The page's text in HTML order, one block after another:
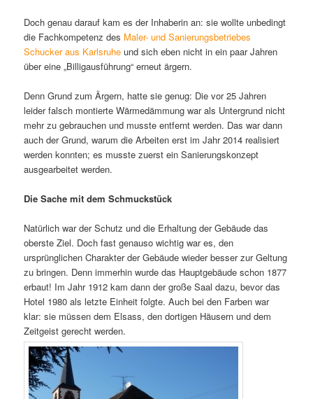
Doch genau darauf kam es der Inhaberin an: sie wollte unbedingt
die Fachkompetenz des Maler- und Sanierungsbetriebes
Schucker aus Karlsruheund sich eben nicht in ein paar Jahren
über eine „Billigausführung“ erneut ärgern.
Denn Grund zum Ärgern, hatte sie genug: Die vor 25 Jahren
leider falsch montierte Wärmedämmung war als Untergrund nicht
mehr zu gebrauchen und musste entfernt werden. Das war dann
auch der Grund, warum die Arbeiten erst im Jahr 2014 realisiert
werden konnten; es musste zuerst ein Sanierungskonzept
ausgearbeitet werden.
Die Sache mit dem Schmuckstück
Natürlich war der Schutz und die Erhaltung der Gebäude das
oberste Ziel. Doch fast genauso wichtig war es, den
ursprünglichen Charakter der Gebäude wieder besser zur Geltung
zu bringen. Denn immerhin wurde das Hauptgebäude schon 1877
erbaut! Im Jahr 1912 kam dann der große Saal dazu, bevor das
Hotel 1980 als letzte Einheit folgte. Auch bei den Farben war
klar: sie müssen dem Elsass, den dortigen Häusern und dem
Zeitgeist gerecht werden.